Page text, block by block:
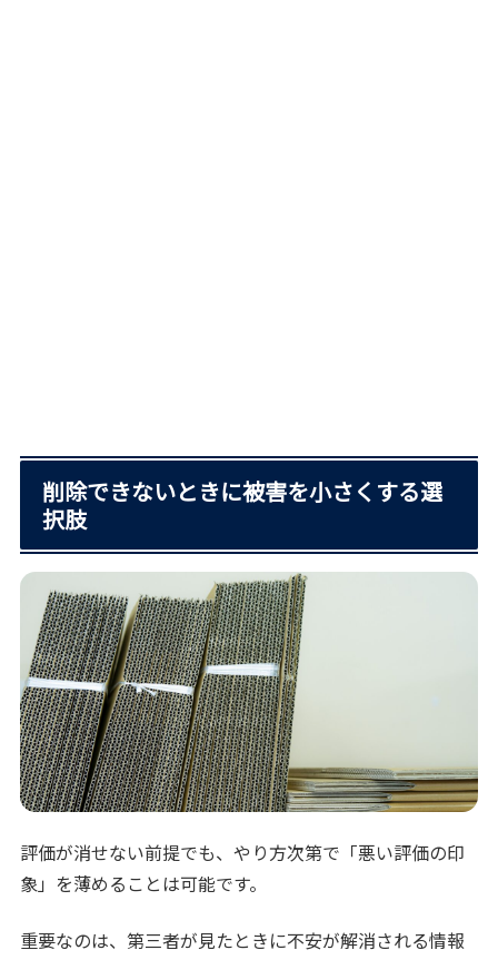
削除できないときに被害を小さくする選
択肢
評価が消せない前提でも、やり方次第で「悪い評価の印
象」を薄めることは可能です。
重要なのは、第三者が見たときに不安が解消される情報